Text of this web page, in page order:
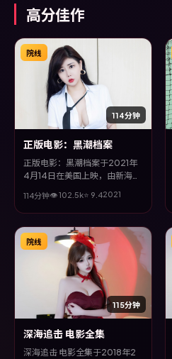
高分佳作
114分钟
院线
正版电影：黑潮档案
正版电影：黑潮档案于2021年
4月14日在美国上映，由新海诚
汤唯等主演。全片以惊悚类型为
主线，视听语言大胆实验，配乐
与场面调度为全片情绪推波助
澜。
114分钟👁102.5k⭐ 9.42021
115分钟
院线
深海追击 电影全集
深海追击 电影全集于2018年2